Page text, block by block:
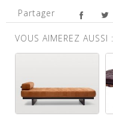
Partager
VOUS AIMEREZ AUSSI :